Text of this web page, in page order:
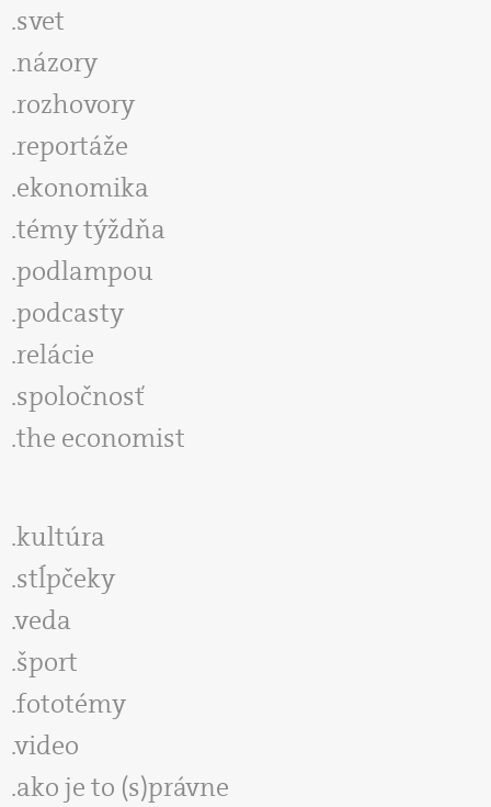
svet
názory
rozhovory
reportáže
ekonomika
témy týždňa
podlampou
podcasty
relácie
spoločnosť
the economist
kultúra
stĺpčeky
veda
šport
fototémy
video
ako je to (s)právne